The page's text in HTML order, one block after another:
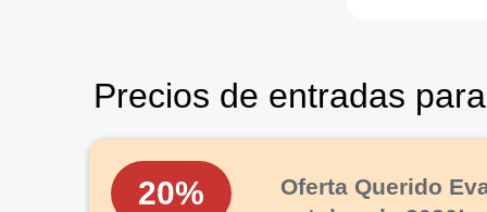
Precios de entradas
20%
Oferta Querido